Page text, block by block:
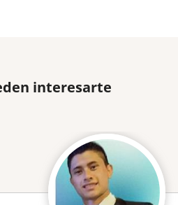
interesarte